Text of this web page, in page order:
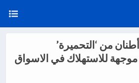
مشاكيل : حجز 5 أطنان من ‘التحميرة’
للاستهلاك في الاسواق